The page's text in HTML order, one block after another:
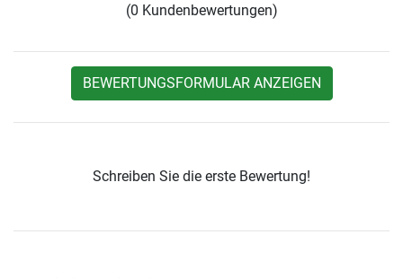
(0 Kundenbewertungen)
BEWERTUNGSFORMULAR ANZEIGEN
Schreiben Sie die erste Bewertung!